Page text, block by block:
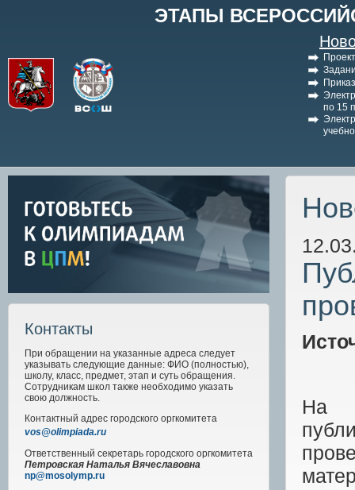
ЭТАПЫ
по 15
Контакты
При обращении на указанные адреса следует
указывать следующие данные: ФИО (полностью),
школу, класс, предмет, этап и суть обращения.
Сотрудникам школ также необходимо указать
свою должность.
Контактный адрес городского оргкомитета
vos@olimpiada.ru
Ответственный секретарь городского оргкомитета
Петровская Наталья Вячеславовна
np@mosolymp.ru
На